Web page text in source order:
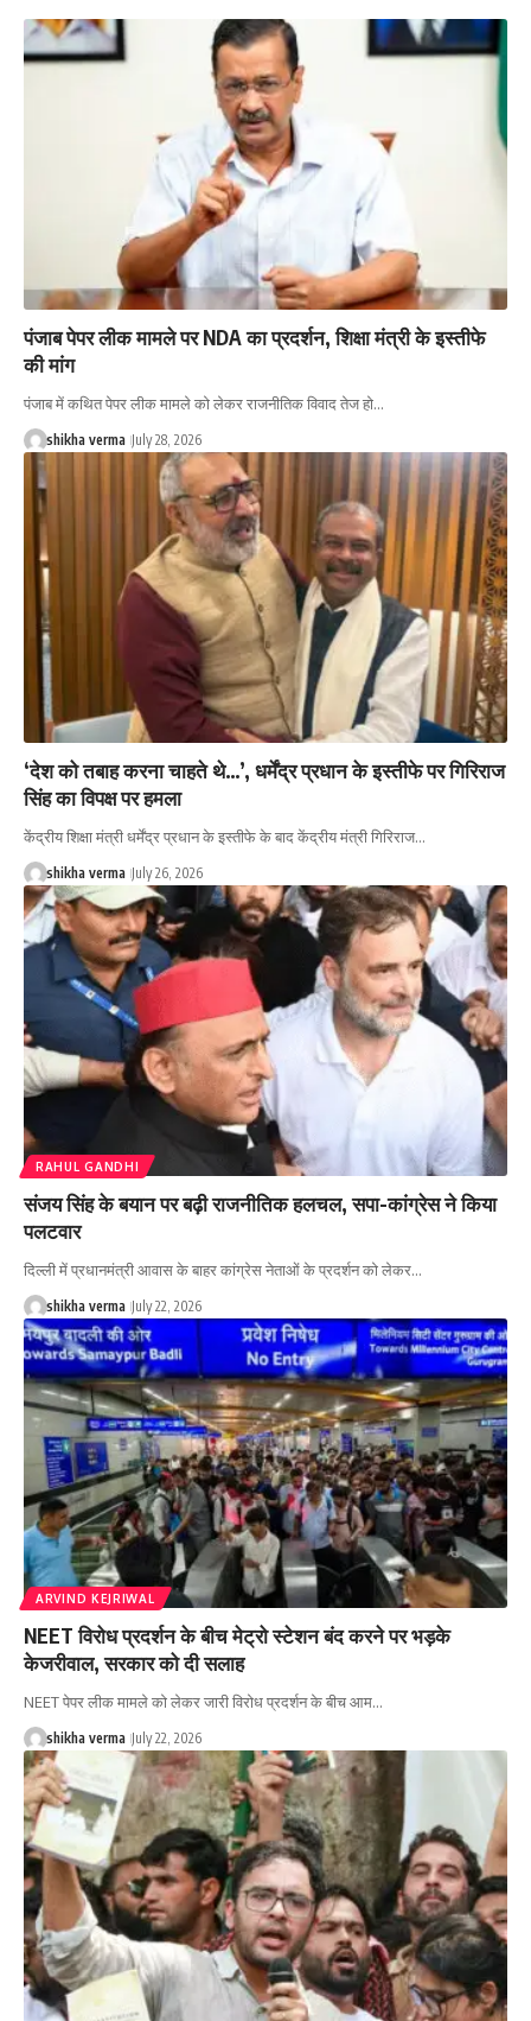
पंजाब पेपर लीक मामले पर NDA का प्रदर्शन, शिक्षा मंत्री के इस्तीफे
की मांग
पंजाब में कथित पेपर लीक मामले को लेकर राजनीतिक विवाद तेज हो…
shikha verma July 28, 2026
‘देश को तबाह करना चाहते थे…’, धर्मेंद्र प्रधान के इस्तीफे पर गिरिराज
सिंह का विपक्ष पर हमला
केंद्रीय शिक्षा मंत्री धर्मेंद्र प्रधान के इस्तीफे के बाद केंद्रीय मंत्री गिरिराज…
shikha verma July 26, 2026
RAHUL GANDHI
संजय सिंह के बयान पर बढ़ी राजनीतिक हलचल, सपा-कांग्रेस ने किया
पलटवार
दिल्ली में प्रधानमंत्री आवास के बाहर कांग्रेस नेताओं के प्रदर्शन को लेकर…
shikha verma July 22, 2026
ARVIND KEJRIWAL
NEET विरोध प्रदर्शन के बीच मेट्रो स्टेशन बंद करने पर भड़के
केजरीवाल, सरकार को दी सलाह
NEET पेपर लीक मामले को लेकर जारी विरोध प्रदर्शन के बीच आम…
shikha verma July 22, 2026